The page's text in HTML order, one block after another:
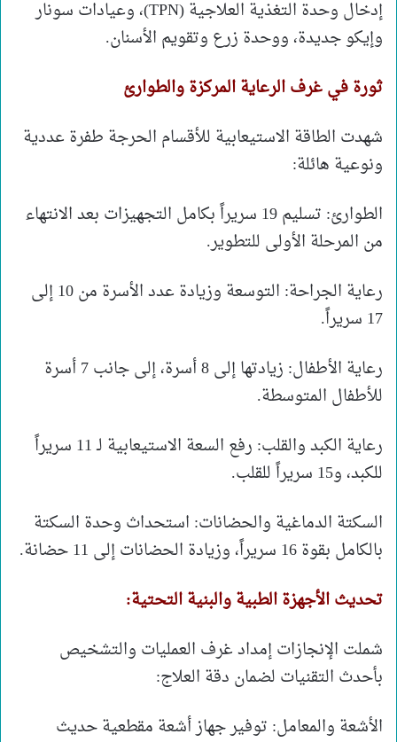
إدخال وحدة التغذية العلاجية (TPN)، وعيادات سونار
وإيكو جديدة، ووحدة زرع وتقويم الأسنان.
ثورة في غرف الرعاية المركزة والطوارئ
شهدت الطاقة الاستيعابية للأقسام الحرجة طفرة عددية
ونوعية هائلة:
الطوارئ: تسليم 19 سريراً بكامل التجهيزات بعد الانتهاء
من المرحلة الأولى للتطوير.
رعاية الجراحة: التوسعة وزيادة عدد الأسرة من 10 إلى
17 سريراً.
رعاية الأطفال: زيادتها إلى 8 أسرة، إلى جانب 7 أسرة
للأطفال المتوسطة.
رعاية الكبد والقلب: رفع السعة الاستيعابية لـ 11 سريراً
للكبد، و15 سريراً للقلب.
السكتة الدماغية والحضانات: استحداث وحدة السكتة
بالكامل بقوة 16 سريراً، وزيادة الحضانات إلى 11 حضانة.
تحديث الأجهزة الطبية والبنية التحتية:
شملت الإنجازات إمداد غرف العمليات والتشخيص
بأحدث التقنيات لضمان دقة العلاج:
الأشعة والمعامل: توفير جهاز أشعة مقطعية حديث